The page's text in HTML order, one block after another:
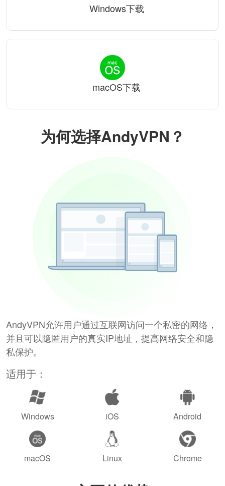
为何选择AndyVPN？
AndyVPN允许用户通过互联网访问一个私密的网络，
并且可以隐匿用户的真实IP地址，提高网络安全和隐
私保护。
适用于：
Windows iOS Android
macOS Linux Chrome
Windows下载
macOS下载